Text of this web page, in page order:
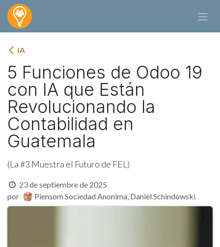
Ir al contenido
IA
5 Funciones de Odoo 19
con IA que Están
Revolucionando la
Contabilidad en
Guatemala
(La #3 Muestra el Futuro de FEL)
23 de septiembre de 2025
por
Piensom Sociedad Anonima, Daniel Schindowski